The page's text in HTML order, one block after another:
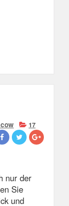
17
nur der
Sie
und